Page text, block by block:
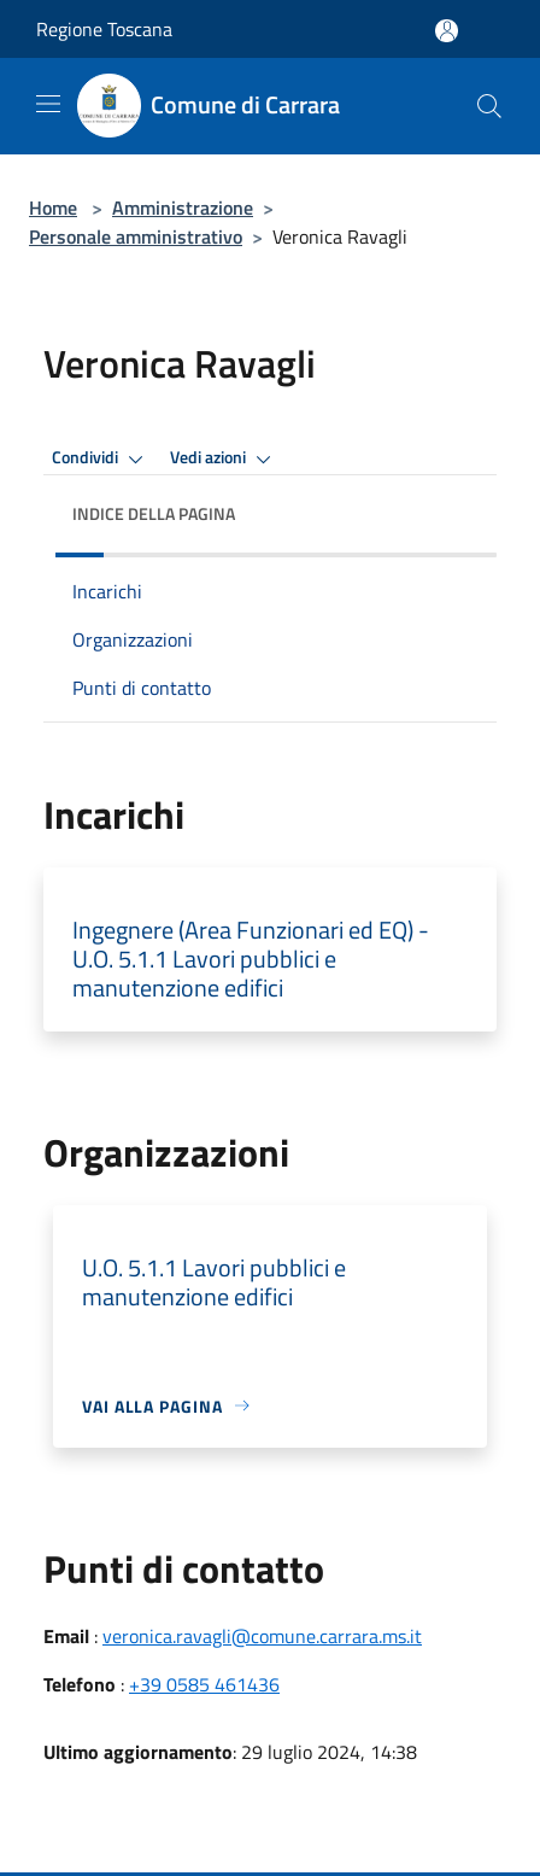
Regione Toscana
Comune di Carrara
Home > Amministrazione >
Personale amministrativo > Veronica Ravagli
Veronica Ravagli
Condividi Vedi azioni
INDICE DELLA PAGINA
Incarichi
Organizzazioni
Punti di contatto
Incarichi
Ingegnere (Area Funzionari ed EQ) -
U.O. 5.1.1 Lavori pubblici e
manutenzione edifici
Organizzazioni
U.O. 5.1.1 Lavori pubblici e
manutenzione edifici
VAI ALLA PAGINA
Punti di contatto
Email :veronica.ravagli@comune.carrara.ms.it
Telefono : +39 0585 461436
Ultimo aggiornamento: 29 luglio 2024, 14:38